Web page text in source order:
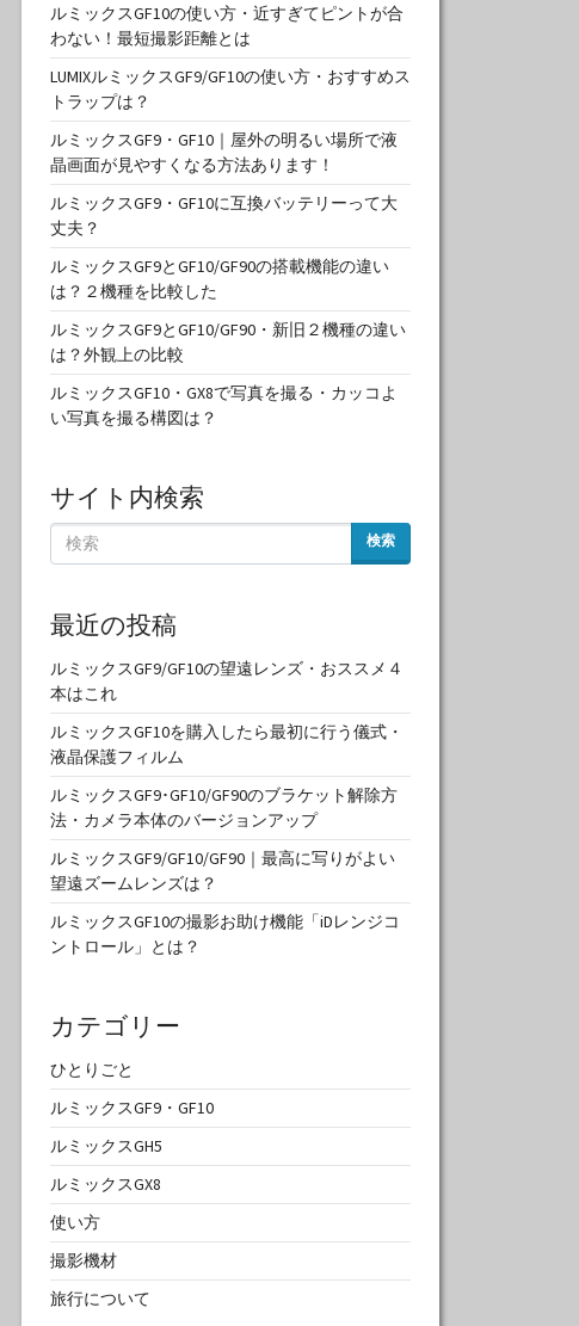
ルミックスGF10の使い方・近すぎてピントが合
わない！最短撮影距離とは
LUMIXルミックスGF9/GF10の使い方・おすすめス
トラップは？
ルミックスGF9・GF10｜屋外の明るい場所で液
晶画面が見やすくなる方法あります！
ルミックスGF9・GF10に互換バッテリーって大
丈夫？
ルミックスGF9とGF10/GF90の搭載機能の違い
は？２機種を比較した
ルミックスGF9とGF10/GF90・新旧２機種の違い
は？外観上の比較
ルミックスGF10・GX8で写真を撮る・カッコよ
い写真を撮る構図は？
サイト内検索
検索
最近の投稿
ルミックスGF9/GF10の望遠レンズ・おススメ４
本はこれ
ルミックスGF10を購入したら最初に行う儀式・
液晶保護フィルム
ルミックスGF9･GF10/GF90のブラケット解除方
法・カメラ本体のバージョンアップ
ルミックスGF9/GF10/GF90｜最高に写りがよい
望遠ズームレンズは？
ルミックスGF10の撮影お助け機能「iDレンジコ
ントロール」とは？
カテゴリー
ひとりごと
ルミックスGF9・GF10
ルミックスGH5
ルミックスGX8
使い方
撮影機材
旅行について